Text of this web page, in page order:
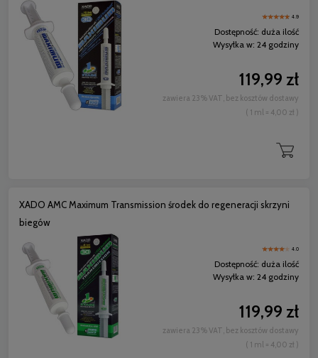
4.9
Dostępność: duża ilość
Wysyłka w: 24 godziny
119,99 zł
zawiera 23% VAT, bez kosztów dostawy
( 1 ml = 4,00 zł )
XADO AMC Maximum Transmission środek do regeneracji skrzyni
biegów
4.0
Dostępność: duża ilość
Wysyłka w: 24 godziny
119,99 zł
zawiera 23% VAT, bez kosztów dostawy
( 1 ml = 4,00 zł )